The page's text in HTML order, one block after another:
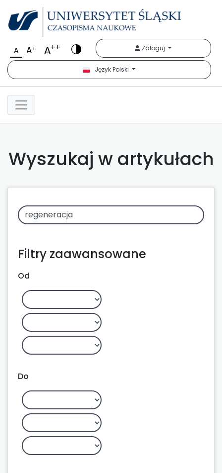
A A+ A++ Zaloguj
Język Polski
Wyszukaj w artykułach
Filtry zaawansowane
Od
Do